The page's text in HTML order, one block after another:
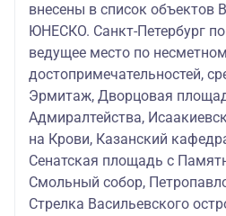
внесены в список объектов
ЮНЕСКО. Санкт-Петербург
ведущее место по
достопримечательностей,
Эрмитаж, Дворцовая
Адмиралтейства,
на Крови, Казанский
Сенатская площадь с
Смольный собор,
Стрелка Васильевского